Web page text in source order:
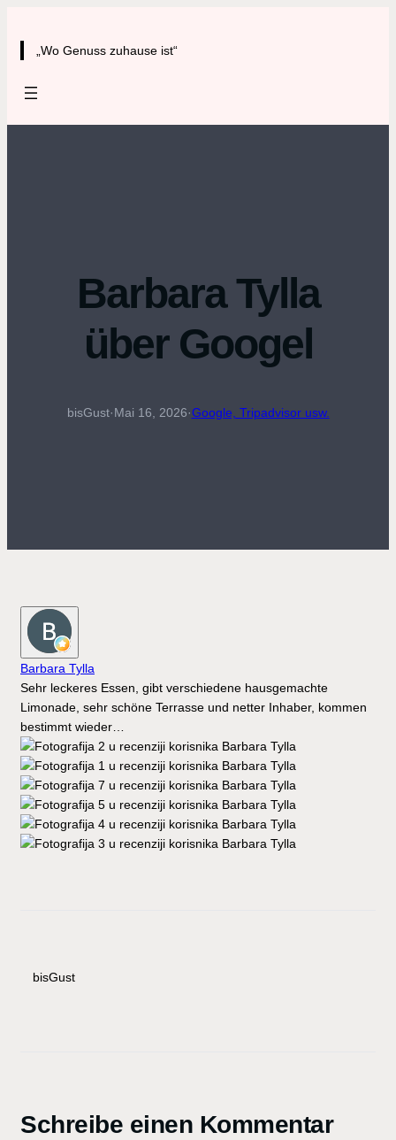
springen„Wo Genuss zuhause ist“
Barbara Tylla
über Googel
bisGust·Mai 16, 2026·Google, Tripadvisor usw.
Barbara Tylla
Sehr leckeres Essen, gibt verschiedene hausgemachte
Limonade, sehr schöne Terrasse und netter Inhaber, kommen
bestimmt wieder…
bisGust
Schreibe einen Kommentar